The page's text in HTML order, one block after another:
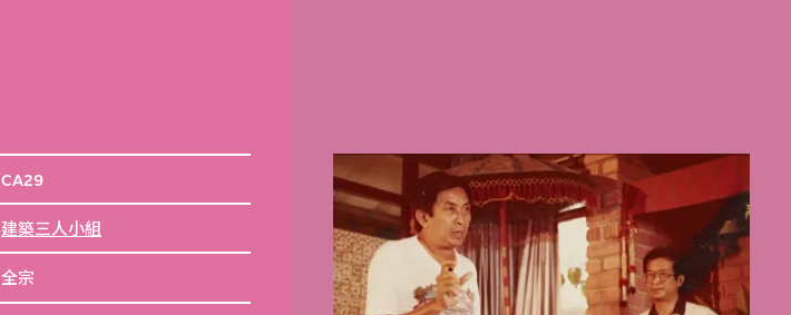
CA29
建築三人小組
全宗